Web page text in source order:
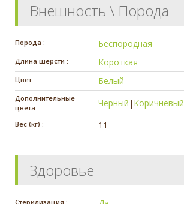
Внешность \ Порода
Порода : Беспородная
Длина шерсти : Короткая
Цвет : Белый
Дополнительные
цвета :
Черный | Коричневый
Вес (кг) : 11
Здоровье
Стерилизация :